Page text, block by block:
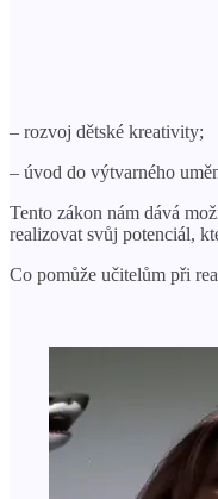
– rozvoj dětské kreativity;
– úvod do výtvarného
Tento zákon nám dává
realizovat svůj potenciál,
Co pomůže učitelům při